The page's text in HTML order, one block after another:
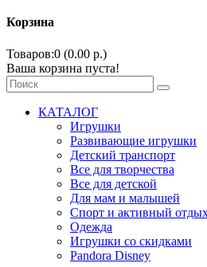
Корзина
Товаров:0 (0.00 р.)
Ваша корзина пуста!
КАТАЛОГ
Игрушки
Развивающие игрушки
Детский транспорт
Все для творчества
Все для детской
Для мам и малышей
Спорт и активный
Одежда
Игрушки со скидками
Pandora Disney